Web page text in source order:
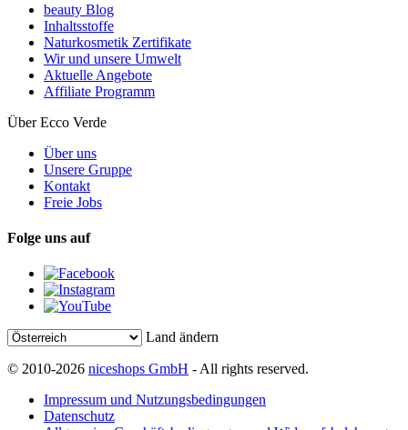
beauty Blog
Inhaltsstoffe
Naturkosmetik Zertifikate
Wir und unsere Umwelt
Aktuelle Angebote
Affiliate Programm
Über Ecco Verde
Über uns
Unsere Gruppe
Kontakt
Freie Jobs
Folge uns auf
Land ändern
© 2010-2026 niceshops GmbH - All rights reserved.
Impressum und Nutzungsbedingungen
Datenschutz